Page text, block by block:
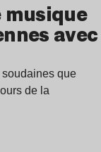
musique
avec
que
de la